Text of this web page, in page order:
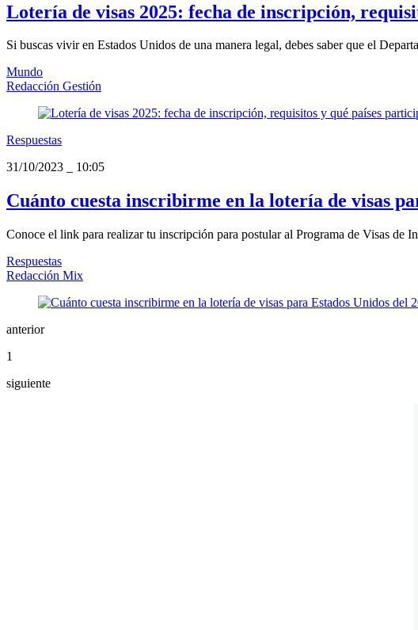
Lotería de visas 2025: fecha de inscripción,
Si buscas vivir en Estados Unidos de una manera legal, debes saber que el
Mundo
Redacción Gestión
Respuestas
31/10/2023
10:05
Cuánto cuesta inscribirme en la lotería de visas
Conoce el link para realizar tu inscripción para postular al Programa de Visas de
Respuestas
Redacción Mix
anterior
1
siguiente